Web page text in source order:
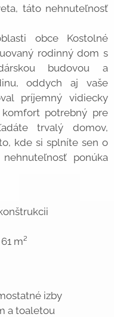
táto nehnuteľnosť
obce Kostolné
rodinný dom s
budovou a
oddych aj vaše
príjemný vidiecky
potrebný pre
trvalý domov,
kde si splníte sen o
ponúka
m²
izby
a toaletou